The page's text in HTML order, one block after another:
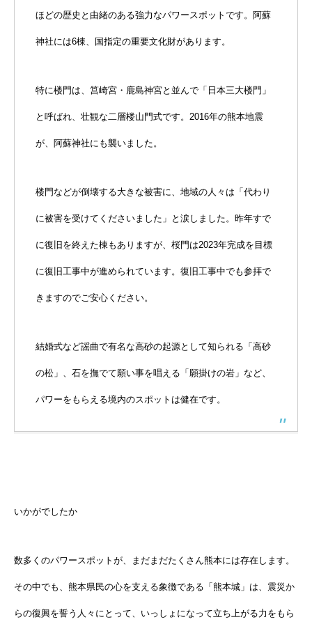
ほどの歴史と由緒のある強力なパワースポットです。阿蘇
神社には6棟、国指定の重要文化財があります。
特に楼門は、筥崎宮・鹿島神宮と並んで「日本三大楼門」
と呼ばれ、壮観な二層楼山門式です。2016年の熊本地震
が、阿蘇神社にも襲いました。
楼門などが倒壊する大きな被害に、地域の人々は「代わり
に被害を受けてくださいました」と涙しました。昨年すで
に復旧を終えた棟もありますが、桜門は2023年完成を目標
に復旧工事中が進められています。復旧工事中でも参拝で
きますのでご安心ください。
結婚式など謡曲で有名な高砂の起源として知られる「高砂
の松」、石を撫でて願い事を唱える「願掛けの岩」など、
パワーをもらえる境内のスポットは健在です。
いかがでしたか
数多くのパワースポットが、まだまだたくさん熊本には存在します。
その中でも、熊本県民の心を支える象徴である「熊本城」は、震災か
らの復興を誓う人々にとって、いっしょになって立ち上がる力をもら